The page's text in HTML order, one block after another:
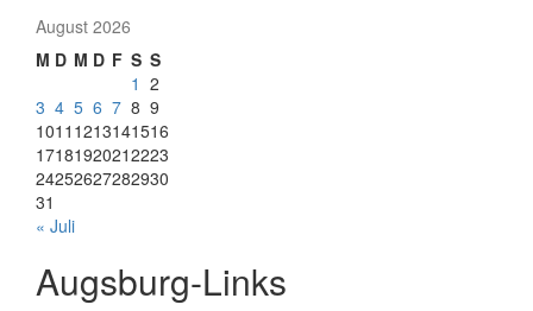
August 2026
M D M D F S S
1 2
3 4 5 6 7 8 9
1011 1213141516
17181920212223
24252627282930
31
« Juli
Augsburg-Links